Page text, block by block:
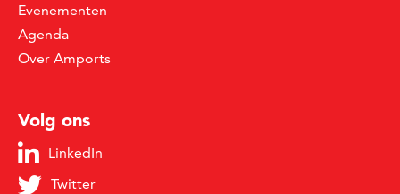
Evenementen
Agenda
Over Amports
Volg ons
LinkedIn
Twitter